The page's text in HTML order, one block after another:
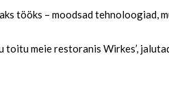
tööks – moodsad tehnoloogiad,
meie restoranis Wirkes’,